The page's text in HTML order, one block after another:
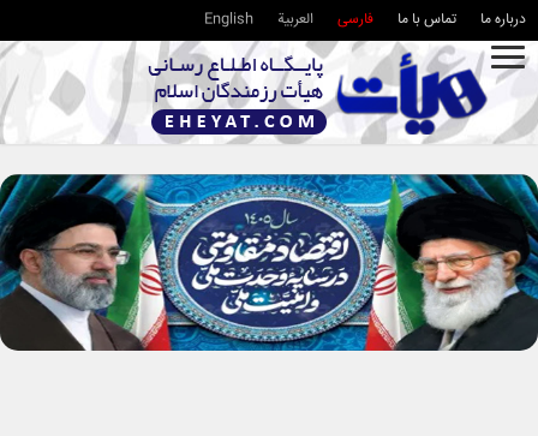
درباره ما تماس با ما فارسی العربية English